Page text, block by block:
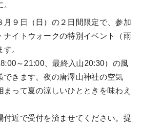
月９日（日）の２日間限定で、参加
ナイトウォークの特別イベント（雨
。
～21:00、最終入山20:30）の風
できます。夜の唐澤山神社の空気
まって夏の涼しいひとときを味わえ
付近で受付を済ませてください。提